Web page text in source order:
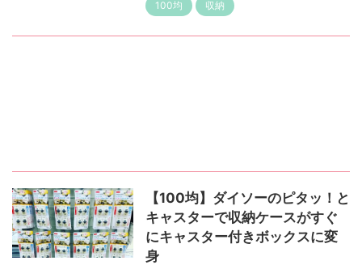
100均 収納
【100均】ダイソーのピタッ！と
キャスターで収納ケースがすぐ
にキャスター付きボックスに変
身